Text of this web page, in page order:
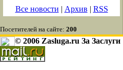
Все новости | Архив | RSS
Посетителей на сайте: 200
© 2006 Zasluga.ru За Заслуги